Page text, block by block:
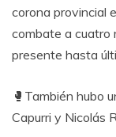
corona provincial
combate a cuatro
presente hasta
🥊También hubo
Capurri y Nicolás